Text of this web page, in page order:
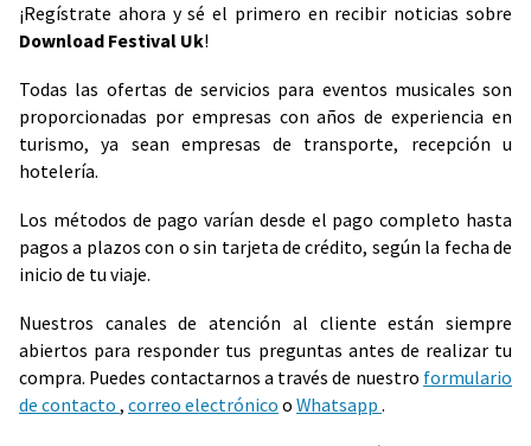
¡Regístrate ahora y sé el primero en recibir noticias sobre
Download Festival Uk!
Todas las ofertas de servicios para eventos musicales son
proporcionadas por empresas con años de experiencia en
turismo, ya sean empresas de transporte, recepción u
hotelería.
Los métodos de pago varían desde el pago completo hasta
pagos a plazos con o sin tarjeta de crédito, según la fecha de
inicio de tu viaje.
Nuestros canales de atención al cliente están siempre
abiertos para responder tus preguntas antes de realizar tu
compra. Puedes contactarnos a través de nuestro formulario
de contacto , correo electrónico o Whatsapp .